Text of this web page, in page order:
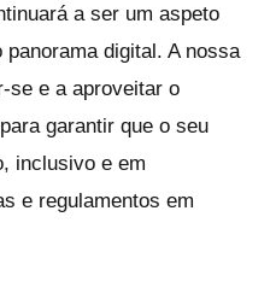
a ser um aspeto
digital. A nossa
se e a aproveitar o
garantir que o seu
inclusivo e em
e regulamentos em